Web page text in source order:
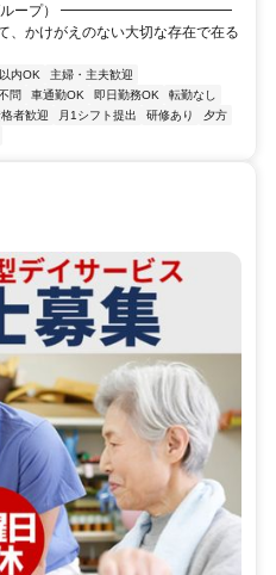
ルグループ） ━━━━━━━━━━━━
、かけがえのない大切な存在で在る
内OK
主婦・主夫歓迎
問 車通勤OK 即日勤務OK
転勤なし
者歓迎 月1シフト提出 研修あり
夕方